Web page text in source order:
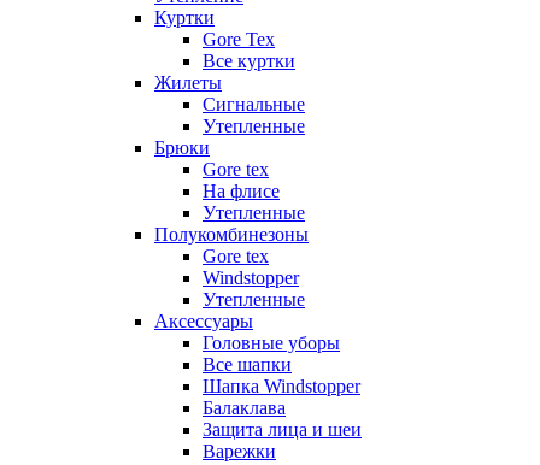
Куртки
Gore Tex
Все куртки
Жилеты
Сигнальные
Утепленные
Брюки
Gore tex
На флисе
Утепленные
Полукомбинезоны
Gore tex
Windstopper
Утепленные
Аксессуары
Головные уборы
Все шапки
Шапка Windstopper
Балаклава
Защита лица и шеи
Варежки